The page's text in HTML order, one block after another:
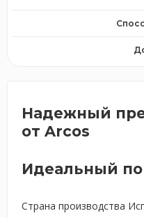
Надежный
от Arcos
Идеальный
Страна производства